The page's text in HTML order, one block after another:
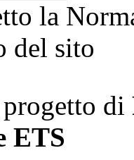
la
del sito
di
ETS